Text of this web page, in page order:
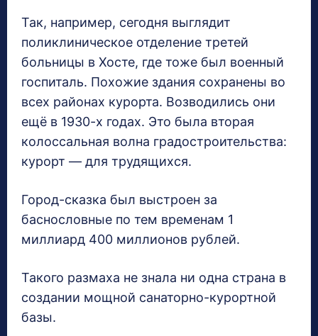
Так, например, сегодня выглядит
поликлиническое отделение третей
больницы в Хосте, где тоже был военный
госпиталь. Похожие здания сохранены во
всех районах курорта. Возводились они
ещё в 1930-х годах. Это была вторая
колоссальная волна градостроительства:
курорт — для трудящихся.
Город-сказка был выстроен за
баснословные по тем временам 1
миллиард 400 миллионов рублей.
Такого размаха не знала ни одна страна в
создании мощной санаторно-курортной
базы.